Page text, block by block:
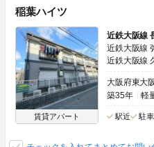
稲葉ハイツ
賃貸アパート
近鉄大阪線
近鉄大阪線
近鉄大阪線
大阪府東大
築35年
軽
駅近 駐